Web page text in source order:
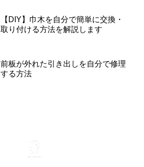
【DIY】巾木を自分で簡単に交換・
取り付ける方法を解説します
前板が外れた引き出しを自分で修理
する方法